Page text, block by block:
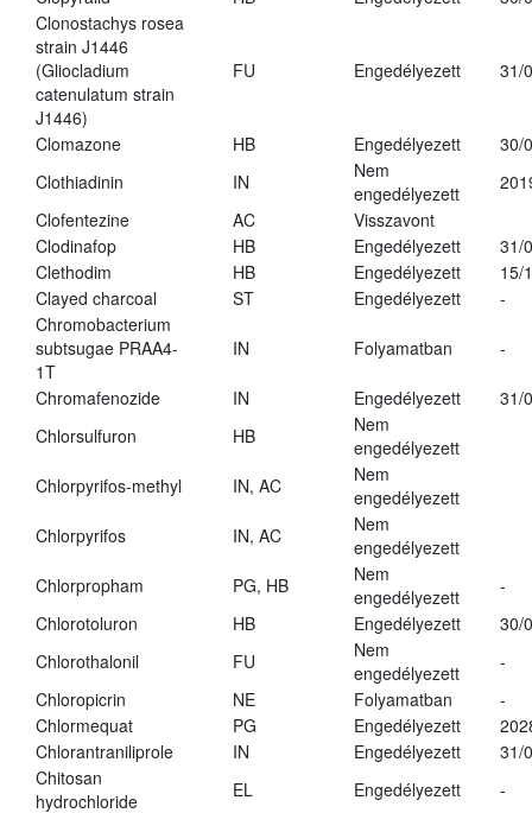
Clonostachys rosea
strain J1446
(Gliocladium
catenulatum strain
J1446)
FU Engedélyezett 31/
Clomazone HB Engedélyezett
30/
Clothiadinin
IN
Nem
engedélyezett
Clofentezine
AC
Visszavont
Clodinafop
HB Engedélyezett
31/
Clethodim
HB Engedélyezett
15/
Clayed charcoal
ST Engedélyezett
-
Chromobacterium
subtsugae PRAA4-
1T
IN Folyamatban -
Chromafenozide IN Engedélyezett
31/
Chlorsulfuron
HB
Nem
engedélyezett
Chlorpyrifos-methyl
IN, AC
Nem
engedélyezett
Chlorpyrifos
IN, AC
Nem
engedélyezett
Chlorpropham
PG, HB
Nem
engedélyezett
-
Chlorotoluron
HB Engedélyezett
30/
Chlorothalonil
FU
Nem
engedélyezett
-
Chloropicrin
NE Folyamatban
-
Chlormequat
PG Engedélyezett
Chlorantraniliprole
IN Engedélyezett
31/
Chitosan
hydrochloride
EL Engedélyezett -